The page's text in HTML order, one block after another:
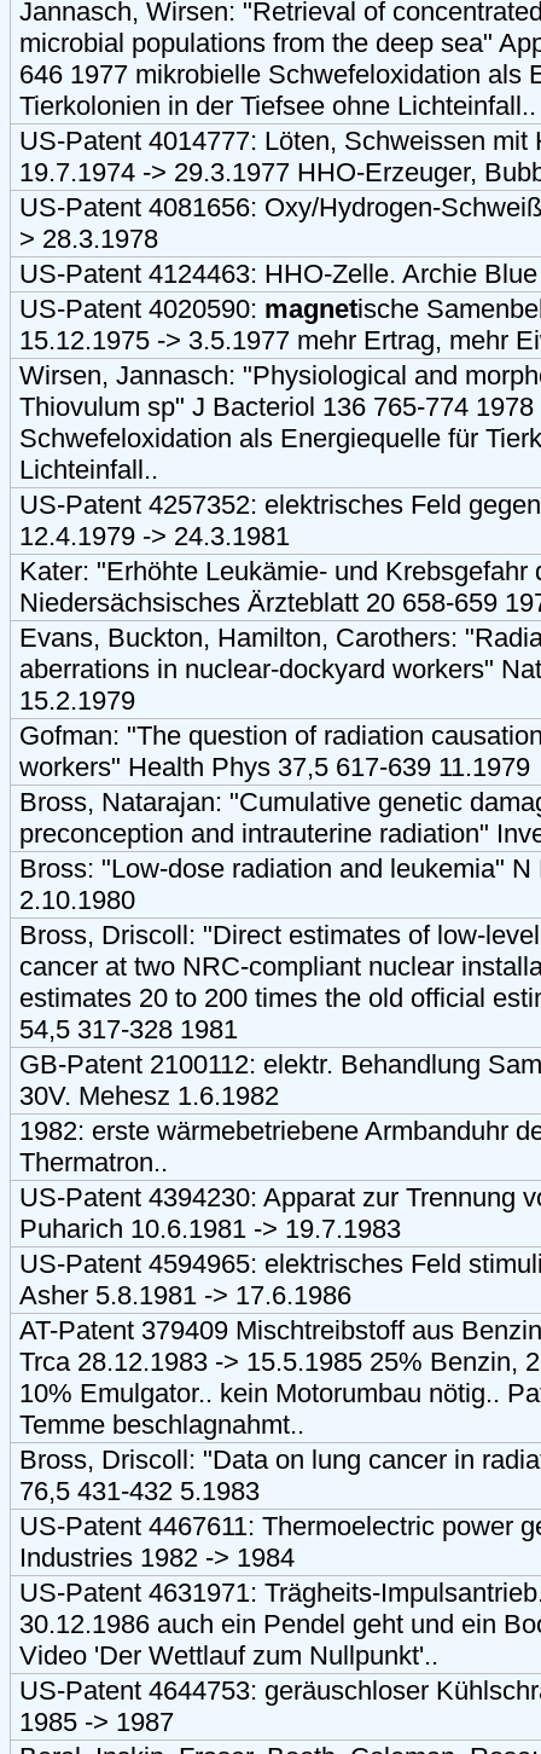
Jannasch, Wirsen: "Retrieval of
microbial populations from the deep sea"
646 1977 mikrobielle Schwefeloxidation als
Tierkolonien in der Tiefsee ohne Lichteinfall..
US-Patent 4014777: Löten, Schweissen mit
19.7.1974 -> 29.3.1977 HHO-Erzeuger,
US-Patent 4081656: Oxy/Hydrogen-
> 28.3.1978
US-Patent 4124463: HHO-Zelle. Archie
US-Patent 4020590: magnetische
15.12.1975 -> 3.5.1977 mehr Ertrag, mehr
Wirsen, Jannasch: "Physiological and
Thiovulum sp" J Bacteriol 136 765-774
Schwefeloxidation als Energiequelle für
Lichteinfall..
US-Patent 4257352: elektrisches Feld
12.4.1979 -> 24.3.1981
Kater: "Erhöhte Leukämie- und Krebsgefahr
Niedersächsisches Ärzteblatt 20 658-659
Evans, Buckton, Hamilton, Carothers:
aberrations in nuclear-dockyard workers"
15.2.1979
Gofman: "The question of radiation
workers" Health Phys 37,5 617-639 11.1979
Bross, Natarajan: "Cumulative genetic
preconception and intrauterine radiation"
Bross: "Low-dose radiation and leukemia"
2.10.1980
Bross, Driscoll: "Direct estimates of low-
cancer at two NRC-compliant nuclear
estimates 20 to 200 times the old official
54,5 317-328 1981
GB-Patent 2100112: elektr. Behandlung
30V. Mehesz 1.6.1982
1982: erste wärmebetriebene Armbanduhr
Thermatron..
US-Patent 4394230: Apparat zur Trennung
Puharich 10.6.1981 -> 19.7.1983
US-Patent 4594965: elektrisches Feld
Asher 5.8.1981 -> 17.6.1986
AT-Patent 379409 Mischtreibstoff aus
Trca 28.12.1983 -> 15.5.1985 25% Benzin,
10% Emulgator.. kein Motorumbau nötig..
Temme beschlagnahmt..
Bross, Driscoll: "Data on lung cancer in
76,5 431-432 5.1983
US-Patent 4467611: Thermoelectric power
Industries 1982 -> 1984
US-Patent 4631971: Trägheits-
30.12.1986 auch ein Pendel geht und ein
Video 'Der Wettlauf zum Nullpunkt'..
US-Patent 4644753: geräuschloser
1985 -> 1987